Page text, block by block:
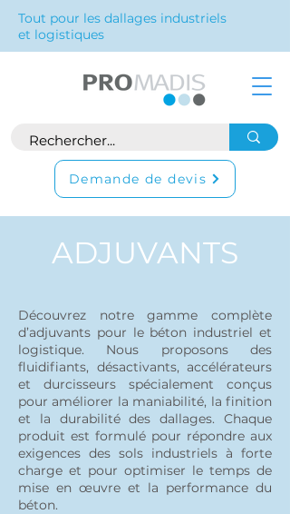
Tout pour les dallages industriels
et logistiques
Demande de devis
ADJUVANTS
Découvrez notre gamme complète
d’adjuvants pour le béton industriel et
logistique. Nous proposons des
fluidifiants, désactivants, accélérateurs
et durcisseurs spécialement conçus
pour améliorer la maniabilité, la finition
et la durabilité des dallages. Chaque
produit est formulé pour répondre aux
exigences des sols industriels à forte
charge et pour optimiser le temps de
mise en œuvre et la performance du
béton.